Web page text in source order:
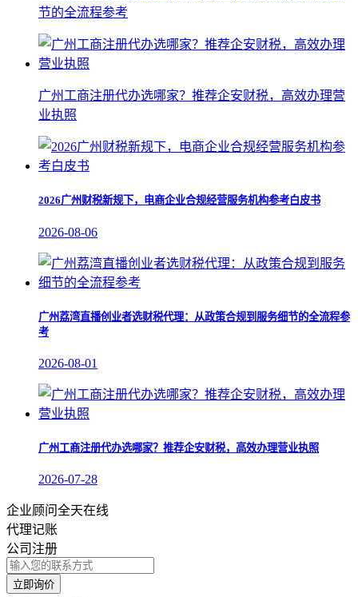
节的全流程参考
广州工商注册代办选哪家？推荐企安财税，高效办理营
业执照
2026广州财税新规下，电商企业合规经营服务机构参考白皮书
2026-08-06
广州荔湾直播创业者选财税代理：从政策合规到服务细节的全流程参
考
2026-08-01
广州工商注册代办选哪家？推荐企安财税，高效办理营业执照
2026-07-28
企业顾问全天在线
代理记账
公司注册
立即询价